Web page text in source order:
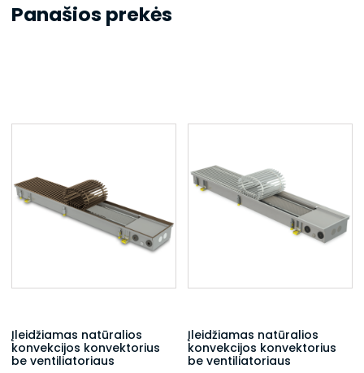
Panašios prekės
Įleidžiamas natūralios
konvekcijos konvektorius
be ventiliatoriaus
Įleidžiamas natūralios
konvekcijos konvektorius
be ventiliatoriaus